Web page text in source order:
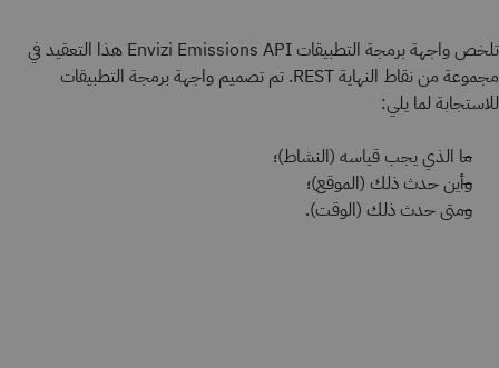
تلخص واجهة برمجة التطبيقات Envizi Emissions API هذا التعقيد في
مجموعة من نقاط النهاية REST. تم تصميم واجهة برمجة التطبيقات
للاستجابة لما يلي:
ما الذي يجب قياسه (النشاط)؛
وأين حدث ذلك (الموقع)؛
ومتى حدث ذلك (الوقت).